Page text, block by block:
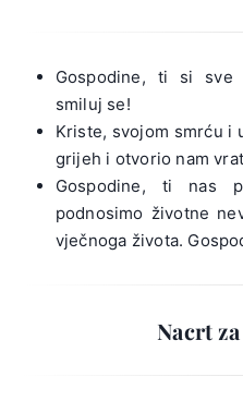
Gospodine, ti si sve
smiluj se!
Kriste, svojom smrću i
grijeh i otvorio nam
Gospodine, ti nas
podnosimo životne
vječnoga života.
Nacrt